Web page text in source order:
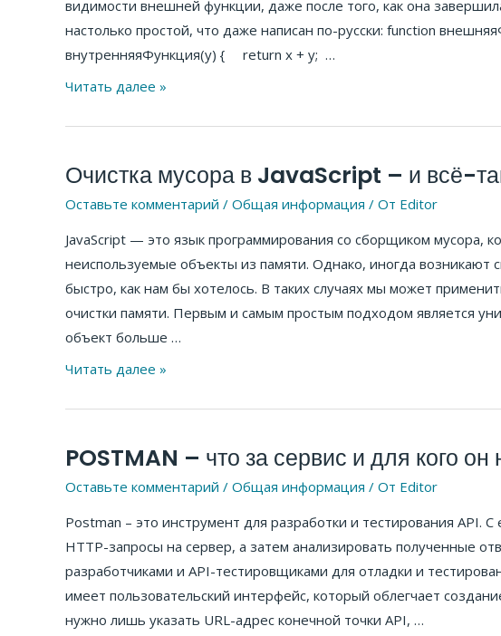
видимости внешней функции, даже после того, как она
настолько простой, что даже написан по-русски: function
внутренняяФункция(y) { return x + y; …
работают
замыкания
в
JS
Читать далее »
Очистка мусора в JavaScript – и всё-
Оставьте комментарий / Общая информация / От Editor
JavaScript — это язык программирования со сборщиком мусора,
неиспользуемые объекты из памяти. Однако, иногда возникают
быстро, как нам бы хотелось. В таких случаях мы может
очистки памяти. Первым и самым простым подходом является
объект больше …
Очистка
мусора
JavaScript
–
и
всё-
таки
она
Читать далее »
POSTMAN – что за сервис и для кого он
Оставьте комментарий / Общая информация / От Editor
Postman – это инструмент для разработки и тестирования API.
HTTP-запросы на сервер, а затем анализировать полученные
разработчиками и API-тестировщиками для отладки и
имеет пользовательский интерфейс, который облегчает
нужно лишь указать URL-адрес конечной точки API, …
POSTMAN
–
за
сервис
и
для
кого